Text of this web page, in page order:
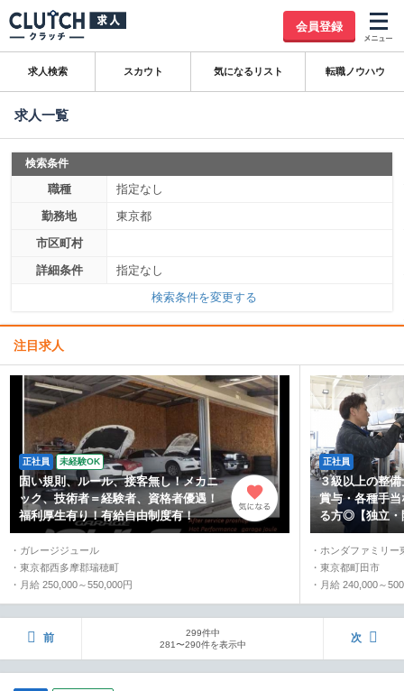
会員登録
求人検索 スカウト 気になるリスト 転職ノウハウ
求人一覧
検索条件
職種
指定なし
勤務地
東京都
市区町村
詳細条件
指定なし
検索条件を変更する
注目求人
正社員 未経験OK
固い規則、ルール、接客無し！メカニ
ック、技術者＝経験者、資格者優遇！
福利厚生有り！有給自由制度有！
・ガレージジュール
・東京都西多摩郡瑞穂町
・月給 250,000～550,000円
正社員
３級以上の整
賞与・各種手
る方◎【独立・
・ホンダファミリー
・東京都町田市
・月給 240,000～
前
299件中
281〜290件を表示中
次